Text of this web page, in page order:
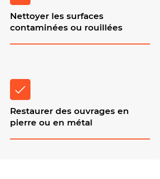
Nettoyer les surfaces
contaminées ou rouillées
Restaurer des ouvrages en
pierre ou en métal